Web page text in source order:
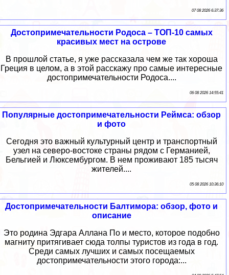
07 08 2026 6:37:36
Достопримечательности Родоса – ТОП-10 самых
красивых мест на острове
В прошлой статье, я уже рассказала чем же так хороша
Греция в целом, а в этой расскажу про самые интересные
достопримечательности Родоса....
06 08 2026 14:55:41
Популярные достопримечательности Реймса: обзор
и фото
Сегодня это важный культурный центр и транспортный
узел на северо-востоке страны рядом с Германией,
Бельгией и Люксембургом. В нем проживают 185 тысяч
жителей....
05 08 2026 10:36:10
Достопримечательности Балтимора: обзор, фото и
описание
Это родина Эдгара Аллана По и место, которое подобно
магниту притягивает сюда толпы туристов из года в год.
Среди самых лучших и самых посещаемых
достопримечательности этого города:...